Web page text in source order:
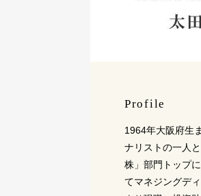
Profile
1964年大阪府生
ナリストの一人
株」部門トップ
てマネジングデ